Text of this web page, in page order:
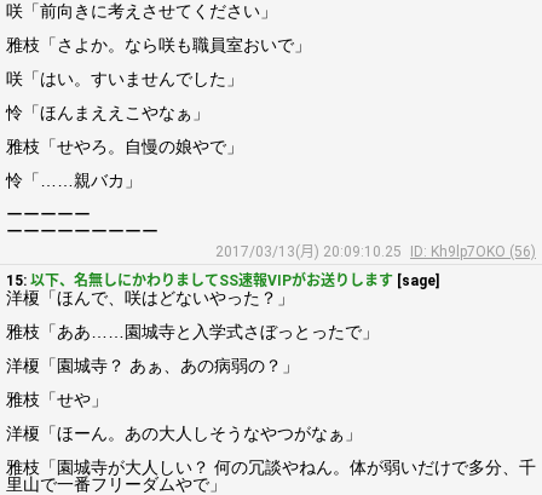
咲「前向きに考えさせてください」
雅枝「さよか。なら咲も職員室おいで」
咲「はい。すいませんでした」
怜「ほんまええこやなぁ」
雅枝「せやろ。自慢の娘やで」
怜「……親バカ」
ーーーーー
ーーーーーーーーー
2017/03/13(月) 20:09:10.25
ID: Kh9lp7OKO (56)
15: 以下、名無しにかわりましてSS速報VIPがお送りします [sage]
洋榎「ほんで、咲はどないやった？」
雅枝「ああ……園城寺と入学式さぼっとったで」
洋榎「園城寺？ あぁ、あの病弱の？」
雅枝「せや」
洋榎「ほーん。あの大人しそうなやつがなぁ」
雅枝「園城寺が大人しい？ 何の冗談やねん。体が弱いだけで多分、千
里山で一番フリーダムやで」